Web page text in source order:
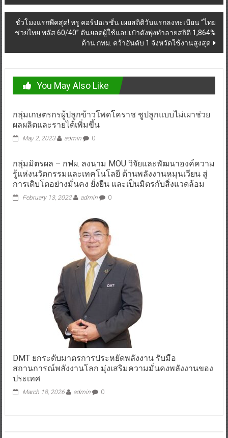
ชั่วโมงแรกพีคสุด! ทรู คอร์ปอเรชั่น เผยสถิติวันแรกลงทะเบียน “ไทย
ช่วยไทย พลัส 60/40” ดันยอดผู้ใช้แอปเป๋าตังพุ่งทำลายสถิติ 1,864%
ด้าน กทม. คว้าอันดับ 1 จังหวัดใช้งานสูงสุด
You May Also Like
กลุ่มเกษตรกรผู้ปลูกข้าวโพดโคราช ชูปลูกแบบไม่เผาช่วย
ผลผลิตและรายได้เพิ่มขึ้น
May 2, 2023 admin 0
กลุ่มมิตรผล – กฟผ. ลงนาม MOU วิจัยและพัฒนาองค์ความ
รู้แห่งนวัตกรรมและเทคโนโลยี ด้านพลังงานหมุนเวียน สู่
การเติบโตอย่างมั่นคง ยั่งยืน และเป็นมิตรกับสิ่งแวดล้อม
February 13, 2022 admin 0
DMT ยกระดับมาตรการประหยัดพลังงาน รับมือ
สถานการณ์พลังงานโลก มุ่งเสริมความมั่นคงพลังงานของ
ประเทศ
March 18, 2026 admin 0